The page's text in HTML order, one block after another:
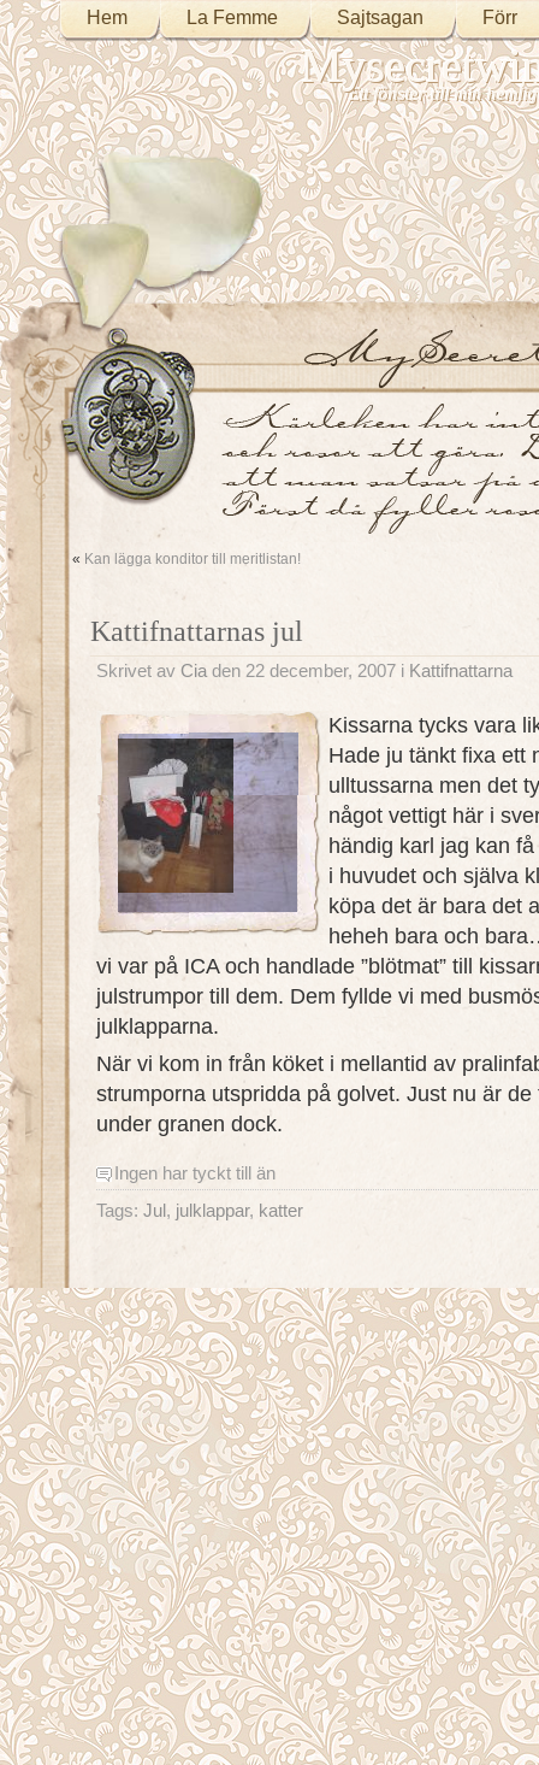
Hem La Femme Sajtsagan Förr
Ett fönster till min
« Kan lägga konditor till meritlistan!
Kattifnattarnas jul
Skrivet av Cia den 22 december, 2007 i Kattifnattarna
Kissarna tycks vara
Hade ju tänkt fixa ett
ulltussarna men det
något vettigt här i
händig karl jag kan
i huvudet och själva
köpa det är bara det
heheh bara och
vi var på ICA och handlade ”blötmat” till
julstrumpor till dem. Dem fyllde vi med
julklapparna.
När vi kom in från köket i mellantid av
strumporna utspridda på golvet. Just nu är
under granen dock.
Ingen har tyckt till än
Tags: Jul , julklappar, katter